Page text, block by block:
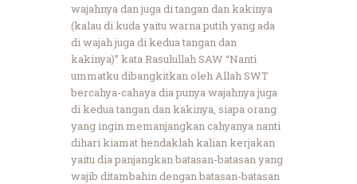
wajahnya dan juga di tangan dan kakinya
(kalau di kuda yaitu warna putih yang ada
di wajah juga di kedua tangan dan
kakinya)” kata Rasulullah SAW “Nanti
ummatku dibangkitkan oleh Allah SWT
bercahya-cahaya dia punya wajahnya juga
di kedua tangan dan kakinya, siapa orang
yang ingin memanjangkan cahyanya nanti
dihari kiamat hendaklah kalian kerjakan
yaitu dia panjangkan batasan-batasan yang
wajib ditambahin dengan batasan-batasan